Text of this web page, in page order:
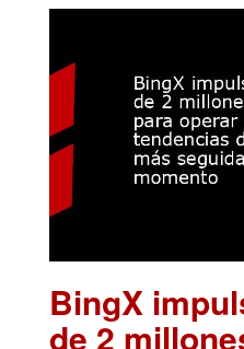
BingX
de 2